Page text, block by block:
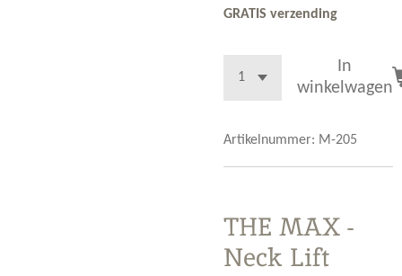
GRATIS verzending
In
winkelwagen
Artikelnummer: M-205
THE MAX -
Neck Lift